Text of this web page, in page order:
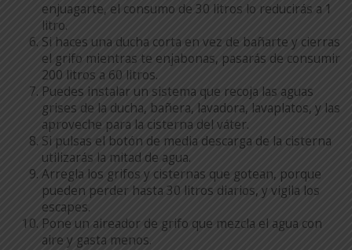
enjuagarte, el consumo de 30 litros lo reducirás a 1
litro.
Si haces una ducha corta en vez de bañarte y cierras
el grifo mientras te enjabonas, pasarás de consumir
200 litros a 60 litros.
Puedes instalar un sistema que recoja las aguas
grises de la ducha, bañera, lavadora, lavaplatos, y las
aproveche para la cisterna del váter.
Si pulsas el botón de media descarga de la cisterna
utilizarás la mitad de agua.
Arregla los grifos y cisternas que gotean, porque
pueden perder hasta 30 litros diarios, y vigila los
escapes.
Pone un aireador de grifo que mezcla el agua con
aire y gasta menos.